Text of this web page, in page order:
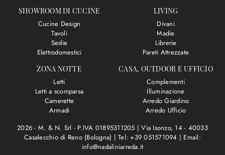
SHOWROOM DI CUCINE
Cucine Design
Tavoli
Sedie
Elettrodomestici
LIVING
Divani
Madie
Librerie
Pareti Attrezzate
ZONA NOTTE
Letti
Letti a scomparsa
Camerette
Armadi
CASA, OUTDOOR E UFFICIO
Complementi
Illuminazione
Arredo Giardino
Arredo Ufficio
2026 - M. & N. Srl - P.IVA 01895311205 |Via Isonzo, 14 - 40033
Casalecchio di Reno (Bologna) |Tel: +39 051571094 | Email:
info@nadaliniarreda.it